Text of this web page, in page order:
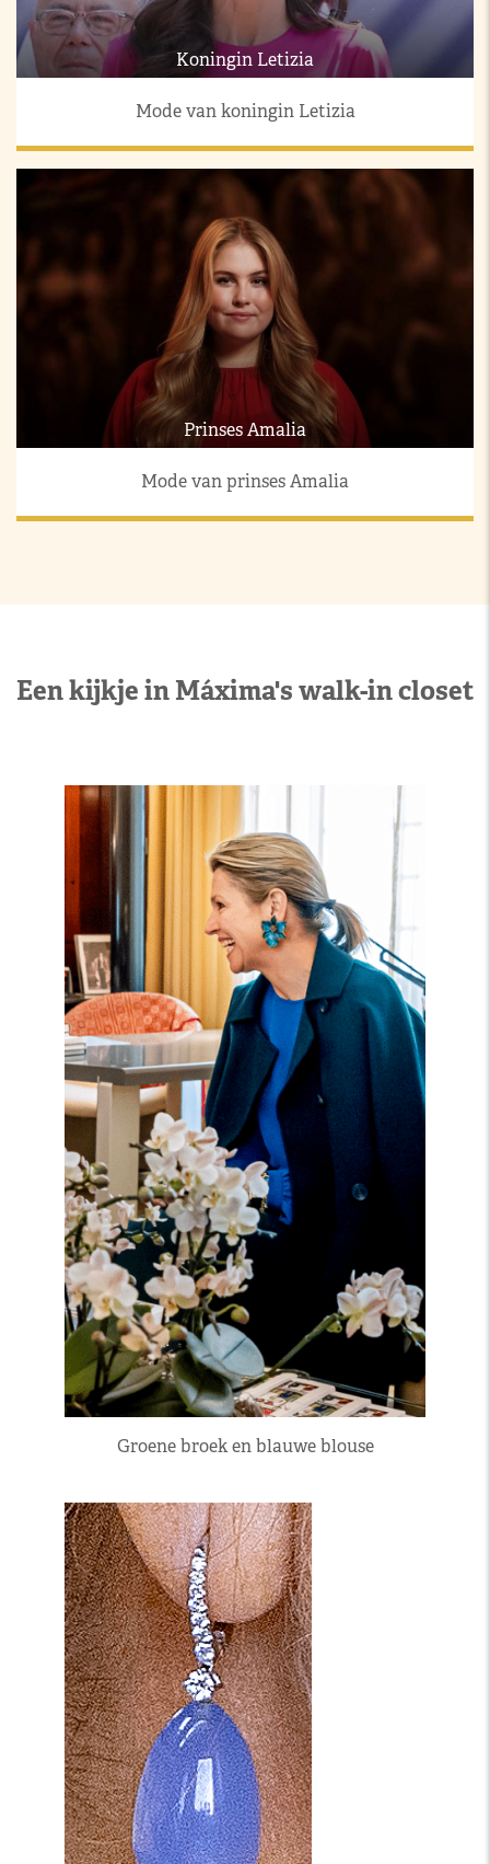
Koningin Letizia
Mode van koningin Letizia
Prinses Amalia
Mode van prinses Amalia
Een kijkje in Máxima's walk-in closet
Groene broek en blauwe blouse